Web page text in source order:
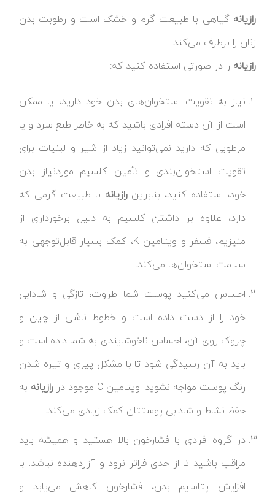
رازیانه گیاهی با طبیعت گرم و خشک است و رطوبت بدن
زنان را برطرف می‌کند.
رازیانه را در صورتی استفاده کنید که:
نیاز به تقویت استخوان‌های بدن خود دارید، یا ممکن
است از آن دسته افرادی باشید که به خاطر طبع سرد و یا
مرطوبی که دارید نمی‌توانید زیاد از شیر و لبنیات برای
تقویت استخوان‌بندی و تأمین کلسیم موردنیاز بدن
خود، استفاده کنید، بنابراینرازیانه با طبیعت گرمی که
دارد، علاوه بر داشتن کلسیم به دلیل برخورداری از
منیزیم، فسفر و ویتامین K، کمک بسیار قابل‌توجهی به
سلامت استخوان‌ها می‌کند.
احساس می‌کنید پوست شما طراوت، تازگی و شادابی
خود را از دست داده است و خطوط ناشی از چین و
چروک روی آن، احساس ناخوشایندی به شما داده است و
باید به آن رسیدگی شود تا با مشکل پیری و تیره شدن
رنگ پوست مواجه نشوید. ویتامین C موجود در
رازیانه به
حفظ نشاط و شادابی پوستتان کمک زیادی می‌کند.
در گروه افرادی با فشارخون بالا هستید و همیشه باید
مراقب باشید تا از حدی فراتر نرود و آزاردهنده نباشد. با
افزایش پتاسیم بدن، فشارخون کاهش می‌یابد و